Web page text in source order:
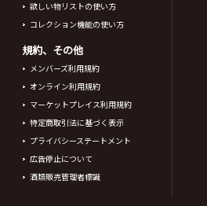
欲しい物リストの使い方
コレクション機能の使い方
規約、その他
メンバーズ利用規約
オンライン利用規約
マーケットプレイス利用規約
特定商取引法に基づく表示
プライバシーステートメント
広告停止について
酒類販売管理者標識